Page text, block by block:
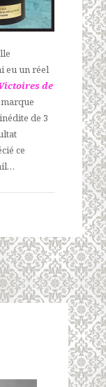
eu un réel
de
de 3
ce